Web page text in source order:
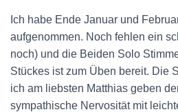
Ich habe Ende Januar und
aufgenommen. Noch fehlen ein
noch) und die Beiden Solo
Stückes ist zum Üben bereit. Die
ich am liebsten Matthias geben
sympathische Nervosität mit